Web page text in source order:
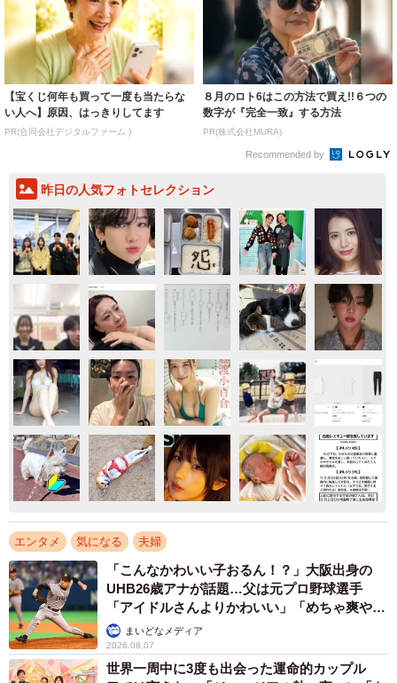
【宝くじ何年も買って一度も当たらな
い人へ】原因、はっきりしてます
PR(合同会社デジタルファーム )
８月のロト6はこの方法で買え!!６つの
数字が『完全一致』する方法
PR(株式会社MURA)
Recommended by
昨日の人気フォトセレクション
エンタメ 気になる 夫婦
「こんなかわいい子おるん！？」大阪出身の
UHB26歳アナが話題…父は元プロ野球選手
「アイドルさんよりかわいい」「めちゃ爽や
か」まいどなメディア
2026.08.07
世界一周中に3度も出会った運命的カップル